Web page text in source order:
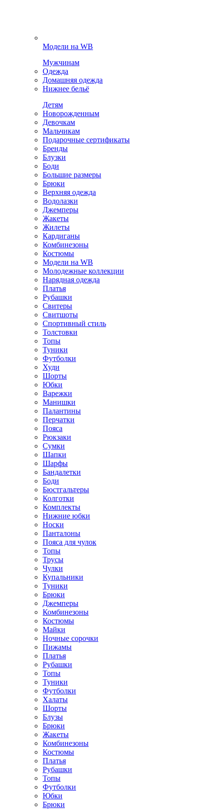
Модели на WB
Мужчинам
Одежда
Домашняя одежда
Нижнее бельё
Детям
Новорожденным
Девочкам
Мальчикам
Подарочные сертификаты
Бренды
Блузки
Боди
Большие размеры
Брюки
Верхняя одежда
Водолазки
Джемперы
Жакеты
Жилеты
Кардиганы
Комбинезоны
Костюмы
Модели на WB
Молодежные коллекции
Нарядная одежда
Платья
Рубашки
Свитеры
Свитшоты
Спортивный стиль
Толстовки
Топы
Туники
Футболки
Худи
Шорты
Юбки
Варежки
Манишки
Палантины
Перчатки
Пояса
Рюкзаки
Сумки
Шапки
Шарфы
Бандалетки
Боди
Бюстгальтеры
Колготки
Комплекты
Нижние юбки
Носки
Панталоны
Поясa для чулок
Топы
Трусы
Чулки
Купальники
Туники
Брюки
Джемперы
Комбинезоны
Костюмы
Майки
Ночные сорочки
Пижамы
Платья
Рубашки
Топы
Туники
Футболки
Халаты
Шорты
Блузы
Брюки
Жакеты
Комбинезоны
Костюмы
Платья
Рубашки
Топы
Футболки
Юбки
Брюки